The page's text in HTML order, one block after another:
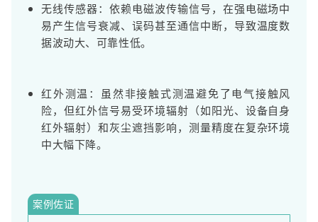
无线传感器：依赖电磁波传输信号，在强电磁场中
易产生信号衰减、误码甚至通信中断，导致温度数
据波动大、可靠性低。
红外测温：虽然非接触式测温避免了电气接触风
险，但红外信号易受环境辐射（如阳光、设备自身
红外辐射）和灰尘遮挡影响，测量精度在复杂环境
中大幅下降。
案例佐证